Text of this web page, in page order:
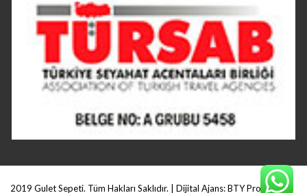
2019 Gulet Sepeti. Tüm Hakları Saklıdır. | Dijital Ajans:BTY Production